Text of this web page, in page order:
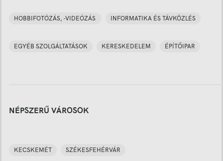
HOBBIFOTÓZÁS, -VIDEÓZÁS INFORMATIKA ÉS TÁVKÖZLÉS
EGYÉB SZOLGÁLTATÁSOK KERESKEDELEM ÉPÍTŐIPAR
NÉPSZERŰ VÁROSOK
KECSKEMÉT SZÉKESFEHÉRVÁR